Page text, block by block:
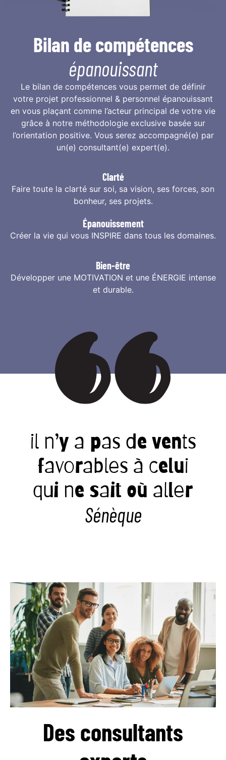
Bilan de compétences
épanouissant
Le bilan de compétences vous permet de définir
votre projet professionnel & personnel épanouissant
en vous plaçant comme l’acteur principal de votre vie
grâce à notre méthodologie exclusive basée sur
l’orientation positive. Vous serez accompagné(e) par
un(e) consultant(e) expert(e).
Clarté
Faire toute la clarté sur soi, sa vision, ses forces, son
bonheur, ses projets.
Épanouissement
Créer la vie qui vous INSPIRE dans tous les domaines.
Bien-être
Développer une MOTIVATION et une ÉNERGIE intense
et durable.
il n’y a pas de vents
favorables à celui
qui ne sait où aller
Sénèque
Des consultants